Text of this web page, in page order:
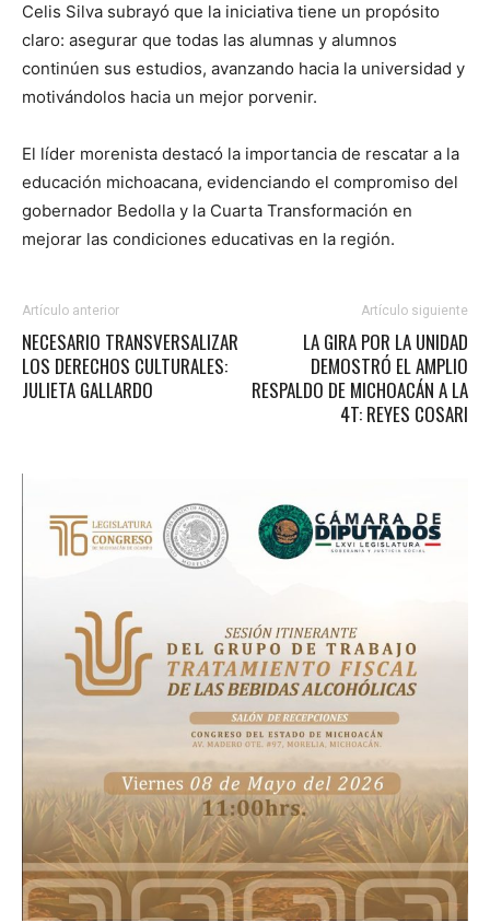
Celis Silva subrayó que la iniciativa tiene un propósito
claro: asegurar que todas las alumnas y alumnos
continúen sus estudios, avanzando hacia la universidad y
motivándolos hacia un mejor porvenir.
El líder morenista destacó la importancia de rescatar a la
educación michoacana, evidenciando el compromiso del
gobernador Bedolla y la Cuarta Transformación en
mejorar las condiciones educativas en la región.
Artículo anterior
NECESARIO TRANSVERSALIZAR
LOS DERECHOS CULTURALES:
JULIETA GALLARDO
Artículo siguiente
LA GIRA POR LA UNIDAD
DEMOSTRÓ EL AMPLIO
RESPALDO DE MICHOACÁN A LA
4T: REYES COSARI